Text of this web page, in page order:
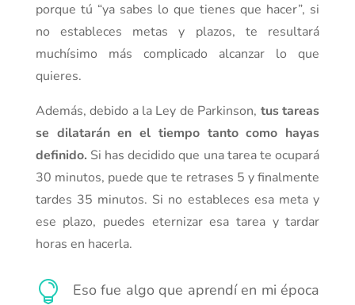
porque tú “ya sabes lo que tienes que hacer”, si
no estableces metas y plazos, te resultará
muchísimo más complicado alcanzar lo que
quieres.
Además, debido a la Ley de Parkinson, tus tareas
se dilatarán en el tiempo tanto como hayas
definido. Si has decidido que una tarea te ocupará
30 minutos, puede que te retrases 5 y finalmente
tardes 35 minutos. Si no estableces esa meta y
ese plazo, puedes eternizar esa tarea y tardar
horas en hacerla.

Eso fue algo que aprendí en mi época